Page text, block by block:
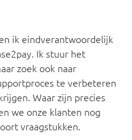
ik eindverantwoordelijk
Ik stuur het
zoek ook naar
te verbeteren
Waar zijn precies
we onze klanten nog
vraagstukken.